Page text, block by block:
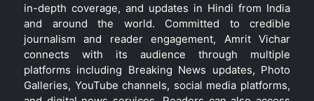
in-depth coverage, and updates in Hindi from India
and around the world. Committed to credible
journalism and reader engagement, Amrit Vichar
connects with its audience through multiple
platforms including Breaking News updates, Photo
Galleries, YouTube channels, social media platforms,